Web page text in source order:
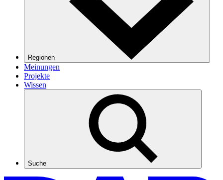
Regionen
Meinungen
Projekte
Wissen
Suche